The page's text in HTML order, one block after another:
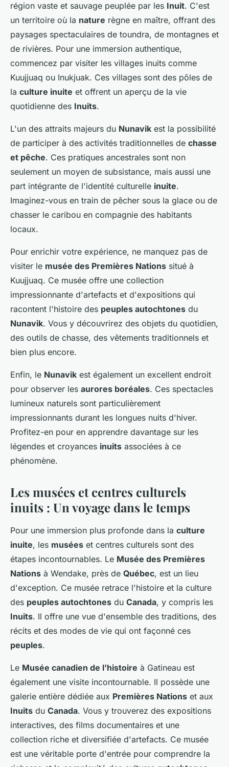
région vaste et sauvage peuplée par les Inuit. C'est
un territoire où la nature règne en maître, offrant des
paysages spectaculaires de toundra, de montagnes et
de rivières. Pour une immersion authentique,
commencez par visiter les villages inuits comme
Kuujjuaq ou Inukjuak. Ces villages sont des pôles de
la culture inuite et offrent un aperçu de la vie
quotidienne des Inuits.
L'un des attraits majeurs du Nunavik est la possibilité
de participer à des activités traditionnelles de chasse
et pêche. Ces pratiques ancestrales sont non
seulement un moyen de subsistance, mais aussi une
part intégrante de l'identité culturelle inuite.
Imaginez-vous en train de pêcher sous la glace ou de
chasser le caribou en compagnie des habitants
locaux.
Pour enrichir votre expérience, ne manquez pas de
visiter le musée des Premières Nations situé à
Kuujjuaq. Ce musée offre une collection
impressionnante d'artefacts et d'expositions qui
racontent l'histoire des peuples autochtones du
Nunavik. Vous y découvrirez des objets du quotidien,
des outils de chasse, des vêtements traditionnels et
bien plus encore.
Enfin, le Nunavik est également un excellent endroit
pour observer les aurores boréales. Ces spectacles
lumineux naturels sont particulièrement
impressionnants durant les longues nuits d'hiver.
Profitez-en pour en apprendre davantage sur les
légendes et croyances inuits associées à ce
phénomène.
Les musées et centres culturels
inuits : Un voyage dans le temps
Pour une immersion plus profonde dans la culture
inuite, les musées et centres culturels sont des
étapes incontournables. Le Musée des Premières
Nations à Wendake, près de Québec, est un lieu
d'exception. Ce musée retrace l'histoire et la culture
des peuples autochtones du Canada, y compris les
Inuits. Il offre une vue d'ensemble des traditions, des
récits et des modes de vie qui ont façonné ces
peuples.
Le Musée canadien de l'histoire à Gatineau est
également une visite incontournable. Il possède une
galerie entière dédiée aux Premières Nations et aux
Inuits du Canada. Vous y trouverez des expositions
interactives, des films documentaires et une
collection riche et diversifiée d'artefacts. Ce musée
est une véritable porte d'entrée pour comprendre la